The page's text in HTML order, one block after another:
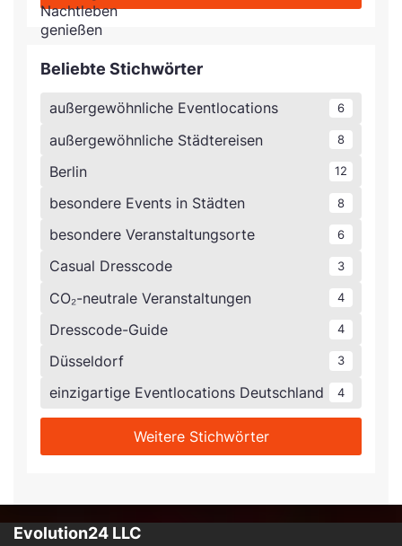
Beliebte Stichwörter
außergewöhnliche Eventlocations 6
außergewöhnliche Städtereisen 8
Berlin 12
besondere Events in Städten 8
besondere Veranstaltungsorte 6
Casual Dresscode 3
CO₂-neutrale Veranstaltungen 4
Dresscode-Guide 4
Düsseldorf 3
einzigartige Eventlocations Deutschland 4
Weitere Stichwörter
Evolution24 LLC